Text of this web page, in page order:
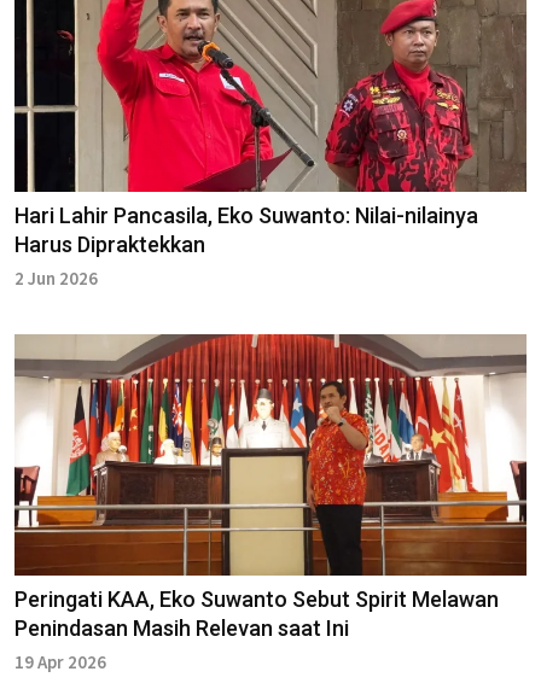
Hari Lahir Pancasila, Eko Suwanto: Nilai-nilainya
Harus Dipraktekkan
2 Jun 2026
Peringati KAA, Eko Suwanto Sebut Spirit Melawan
Penindasan Masih Relevan saat Ini
19 Apr 2026